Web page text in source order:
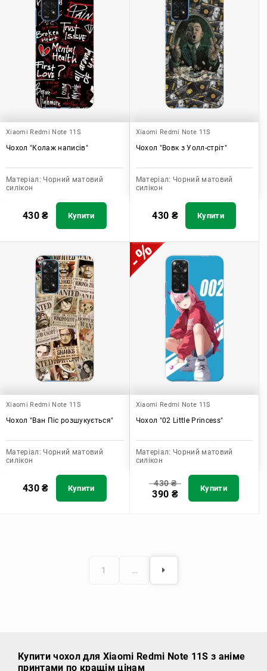
Xiaomi Redmi Note 11S
Чохол "Колаж написів"
Матеріал: Чорний матовий
силікон
430₴ Купити
Xiaomi Redmi Note 11S
Чохол "Вовк з Уолл-стріт"
Матеріал: Чорний матовий
силікон
430 ₴ Купити
Xiaomi Redmi Note 11S
Чохол "Ван Піс розшукується"
Матеріал: Чорний матовий
силікон
430₴ Купити
Xiaomi Redmi Note 11S
Чохол "02 Little Princess"
Матеріал: Чорний матовий
силікон
430₴
390 ₴ Купити
1 …
Купити чохол для Xiaomi Redmi Note 11S з аніме
принтами по кращім цінам